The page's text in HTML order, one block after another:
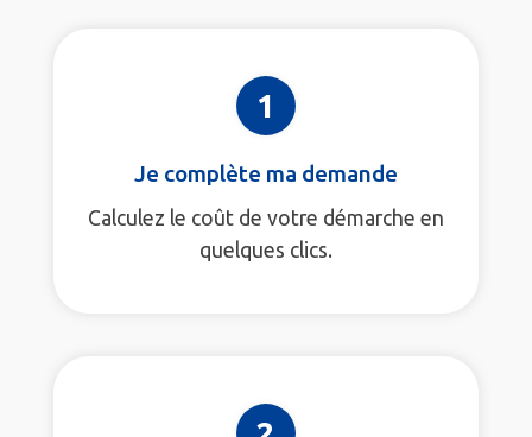
1
Je complète ma demande
Calculez le coût de votre démarche en
quelques clics.